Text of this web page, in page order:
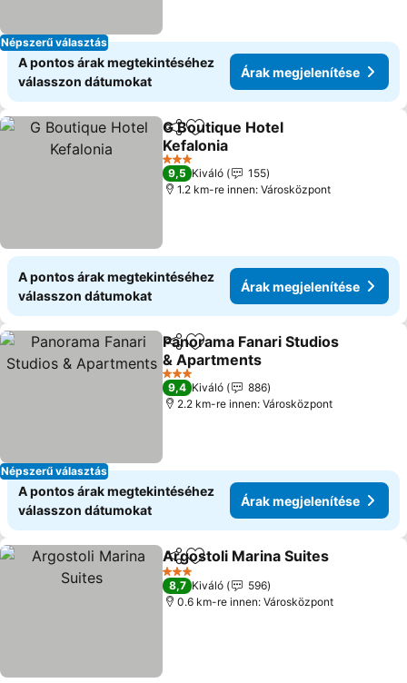
Népszerű választás
A pontos árak megtekintéséhez
válasszon dátumokat
Árak megjelenítése
Megosztás
Hozzáadás a kedvencekhez
G Boutique Hotel
Kefalonia
Árak megjelenítése
3 Kategória
9,5 Kiváló
155
1.2 km-re innen: Városközpont
A pontos árak megtekintéséhez
válasszon dátumokat
Árak megjelenítése
Népszerű választás
Megosztás
Hozzáadás a kedvencekhez
Panorama Fanari Studios
& Apartments
Árak megjelenítése
3 Kategória
9,4 Kiváló
886
2.2 km-re innen: Városközpont
A pontos árak megtekintéséhez
válasszon dátumokat
Árak megjelenítése
MegosztásHozzáadás a kedvencekhez
Argostoli Marina Suites
3 Kategória
8,7 Kiváló
596
0.6 km-re innen: Városközpont